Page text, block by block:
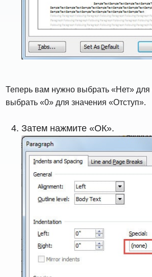
Теперь вам нужно выбрать «Нет» для
выбрать «0» для значения «Отступ».
Затем нажмите «ОК».